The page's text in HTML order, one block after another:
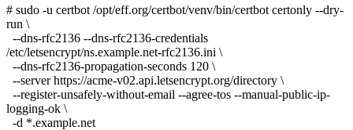
# sudo -u certbot /opt/eff.org/certbot/venv/bin/certbot certonly --dry-
run \
--dns-rfc2136 --dns-rfc2136-credentials
/etc/letsencrypt/ns.example.net-rfc2136.ini \
--dns-rfc2136-propagation-seconds 120 \
--server https://acme-v02.api.letsencrypt.org/directory \
--register-unsafely-without-email --agree-tos --manual-public-ip-
logging-ok \
-d *.example.net